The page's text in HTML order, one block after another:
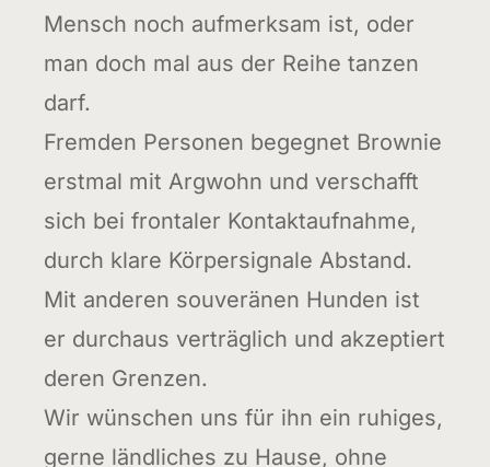
Mensch noch aufmerksam ist, oder
man doch mal aus der Reihe tanzen
darf.
Fremden Personen begegnet Brownie
erstmal mit Argwohn und verschafft
sich bei frontaler Kontaktaufnahme,
durch klare Körpersignale Abstand.
Mit anderen souveränen Hunden ist
er durchaus verträglich und akzeptiert
deren Grenzen.
Wir wünschen uns für ihn ein ruhiges,
gerne ländliches zu Hause, ohne